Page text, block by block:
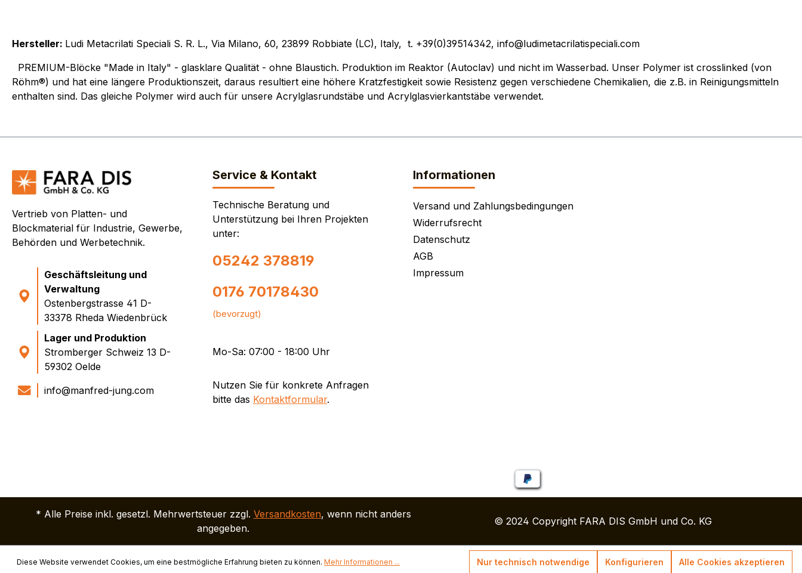
Hersteller: Ludi Metacrilati Speciali S. R. L., Via Milano, 60, 23899 Robbiate (LC), Italy, t. +39(0)39514342, info@ludimetacrilatispeciali.com
PREMIUM-Blöcke "Made in Italy" - glasklare Qualität - ohne Blaustich. Produktion im Reaktor (Autoclav) und nicht im Wasserbad. Unser Polymer ist crosslinked (von
Röhm®) und hat eine längere Produktionszeit, daraus resultiert eine höhere Kratzfestigkeit sowie Resistenz gegen verschiedene Chemikalien, die z.B. in Reinigungsmitteln
enthalten sind. Das gleiche Polymer wird auch für unsere Acrylglasrundstäbe und Acrylglasvierkantstäbe verwendet.
Vertrieb von Platten- und
Blockmaterial für Industrie, Gewerbe,
Behörden und Werbetechnik.
Geschäftsleitung und
Verwaltung
Ostenbergstrasse 41 D-
33378 Rheda Wiedenbrück
Lager und Produktion
Stromberger Schweiz 13 D-
59302 Oelde
info@manfred-jung.com
Service & Kontakt
Technische Beratung und
Unterstützung bei Ihren Projekten
unter:
05242 378819
0176 70178430
(bevorzugt)
Mo-Sa: 07:00 - 18:00 Uhr
Nutzen Sie für konkrete Anfragen
bitte das Kontaktformular.
Informationen
Versand und Zahlungsbedingungen
Widerrufsrecht
Datenschutz
AGB
Impressum
* Alle Preise inkl. gesetzl. Mehrwertsteuer zzgl. Versandkosten, wenn nicht anders
angegeben.
© 2024 Copyright FARA DIS GmbH und Co. KG
Diese Website verwendet Cookies, um eine bestmögliche Erfahrung bieten zu können. Mehr Informationen ... Nur technisch notwendige Konfigurieren Alle Cookies akzeptieren